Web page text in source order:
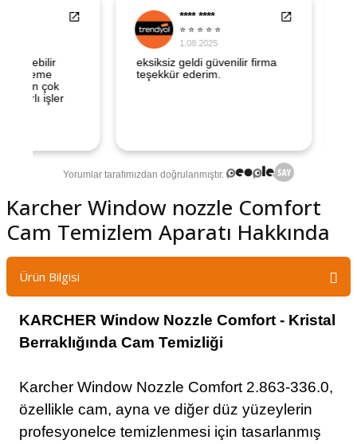
Karcher Window nozzle Comfort
Cam Temizlem Aparatı Hakkında
Ürün Bilgisi
KARCHER Window Nozzle Comfort - Kristal
Berraklığında Cam Temizliği
Karcher Window Nozzle Comfort 2.863-336.0,
özellikle cam, ayna ve diğer düz yüzeylerin
profesyonelce temizlenmesi için tasarlanmış